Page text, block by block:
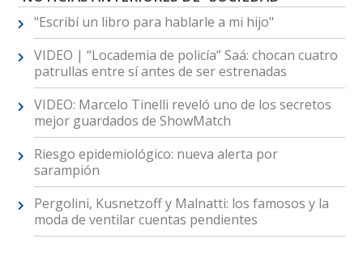
"Escribí un libro para hablarle a mi hijo"
VIDEO | “Locademia de policía” Saá: chocan cuatro
patrullas entre sí antes de ser estrenadas
VIDEO: Marcelo Tinelli reveló uno de los secretos
mejor guardados de ShowMatch
Riesgo epidemiológico: nueva alerta por
sarampión
Pergolini, Kusnetzoff y Malnatti: los famosos y la
moda de ventilar cuentas pendientes